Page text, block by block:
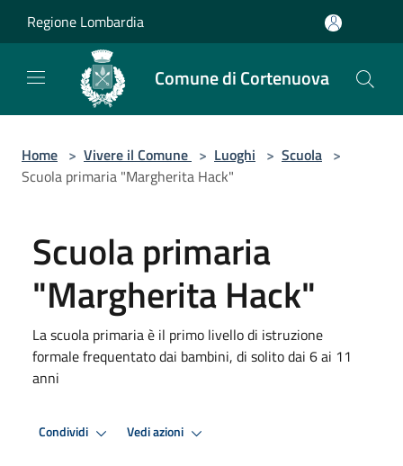
Regione Lombardia
Comune di Cortenuova
Home > Vivere il Comune > Luoghi > Scuola >
Scuola primaria "Margherita Hack"
Scuola primaria
"Margherita Hack"
La scuola primaria è il primo livello di istruzione
formale frequentato dai bambini, di solito dai 6 ai 11
anni
Condividi Vedi azioni